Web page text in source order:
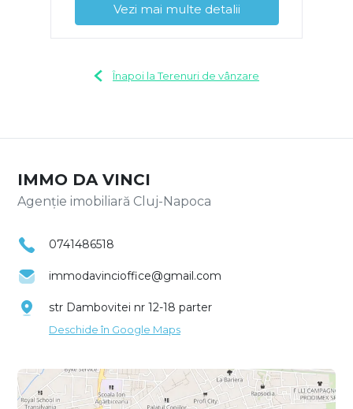
Vezi mai multe detalii
Înapoi la Terenuri de vânzare
IMMO DA VINCI
Agenție imobiliară Cluj-Napoca
0741486518
immodavincioffice@gmail.com
str Dambovitei nr 12-18 parter
Deschide în Google Maps